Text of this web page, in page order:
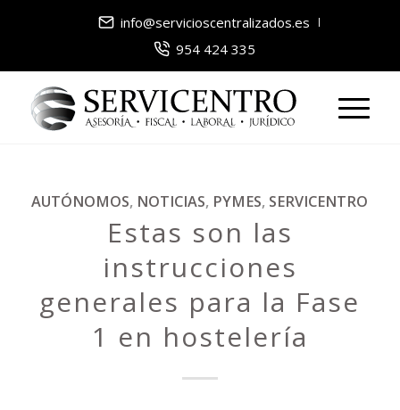
info@servicioscentralizados.es
954 424 335
AUTÓNOMOS, NOTICIAS, PYMES, SERVICENTRO
Estas son las
instrucciones
generales para la Fase
1 en hostelería